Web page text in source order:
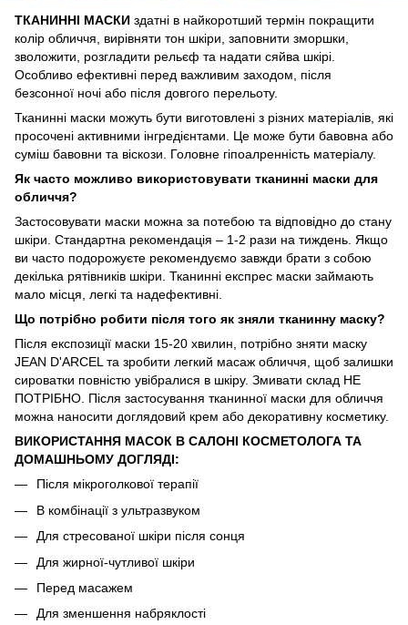
ТКАНИННІ МАСКИ здатні в найкоротший термін покращити
колір обличчя, вирівняти тон шкіри, заповнити зморшки,
зволожити, розгладити рельєф та надати сяйва шкірі.
Особливо ефективні перед важливим заходом, після
безсонної ночі або після довгого перельоту.
Тканинні маски можуть бути виготовлені з різних матеріалів, які
просочені активними інгредієнтами. Це може бути бавовна або
суміш бавовни та віскози. Головне гіпоалренність матеріалу.
Як часто можливо використовувати тканинні маски для
обличчя?
Застосовувати маски можна за потебою та відповідно до стану
шкіри. Стандартна рекомендація – 1-2 рази на тиждень. Якщо
ви часто подорожуєте рекомендуємо завжди брати з собою
декілька рятівників шкіри. Тканинні експрес маски займають
мало місця, легкі та надефективні.
Що потрібно робити після того як зняли тканинну маску?
Після експозиції маски 15-20 хвилин, потрібно зняти маску
JEAN D'ARCEL та зробити легкий масаж обличчя, щоб залишки
сироватки повністю увібралися в шкіру. Змивати склад НЕ
ПОТРІБНО. Після застосування тканинної маски для обличчя
можна наносити доглядовий крем або декоративну косметику.
ВИКОРИСТАННЯ МАСОК В САЛОНІ КОСМЕТОЛОГА ТА
ДОМАШНЬОМУ ДОГЛЯДІ:
Після мікроголкової терапії
В комбінації з ультразвуком
Для стресованої шкіри після сонця
Для жирної-чутливої шкіри
Перед масажем
Для зменшення набряклості